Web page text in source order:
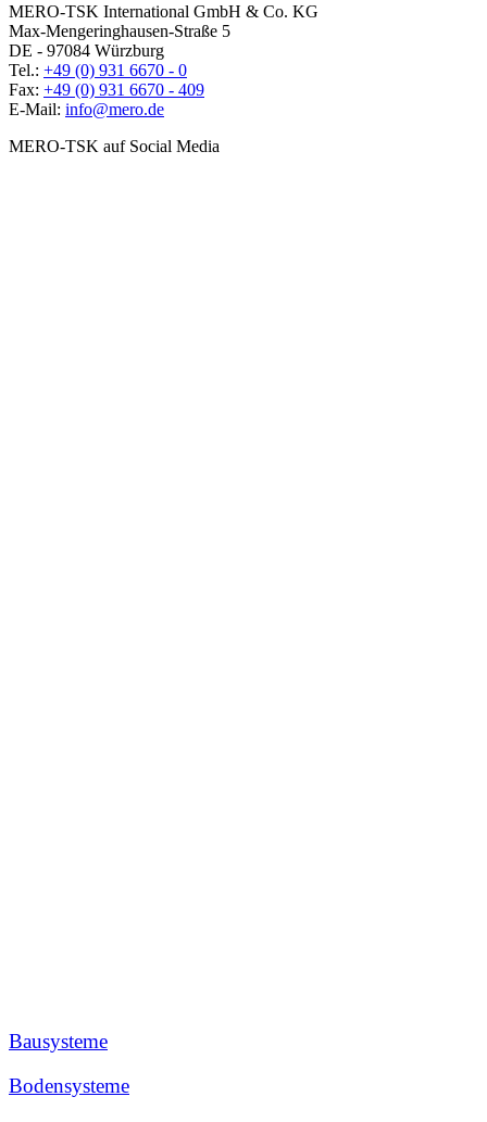
MERO-TSK International GmbH & Co. KG
Max-Mengeringhausen-Straße 5
DE - 97084 Würzburg
Tel.: +49 (0) 931 6670 - 0
Fax: +49 (0) 931 6670 - 409
E-Mail: info@mero.de
MERO-TSK auf Social Media
Bausysteme
Bodensysteme